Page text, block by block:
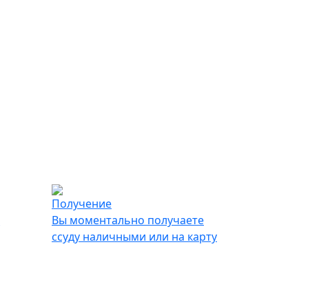
Получение
Вы моментально получаете
ссуду наличными или на карту